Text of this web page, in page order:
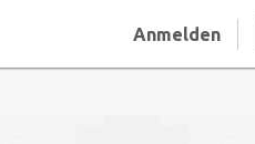
Anmelden